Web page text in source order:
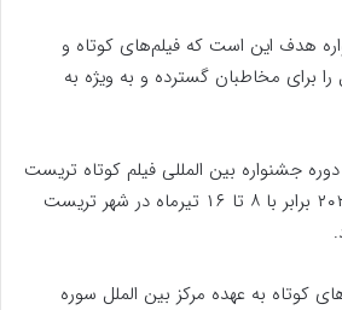
هدف این است که فیلم‌های کوتاه و
برای مخاطبان گسترده و به ویژه به
جشنواره بین المللی فیلم کوتاه تریست
از ۲۸ ژوئن تا ۶ جولای ۲۰۲۴ برابر با ۸ تا ۱۶ تیرماه در شهر تریست
کوتاه به عهده مرکز بین الملل سوره